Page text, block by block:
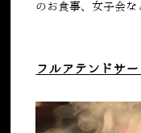
のお食事、女子会な
フルアテンドサ